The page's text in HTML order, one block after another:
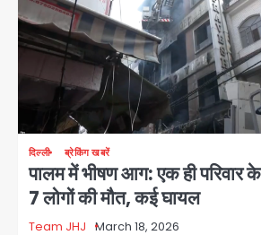
दिल्ली ब्रेकिंग खबरें
पालम में भीषण आग: एक ही परिवार के
7 लोगों की मौत, कई घायल
Team JHJ March 18, 2026